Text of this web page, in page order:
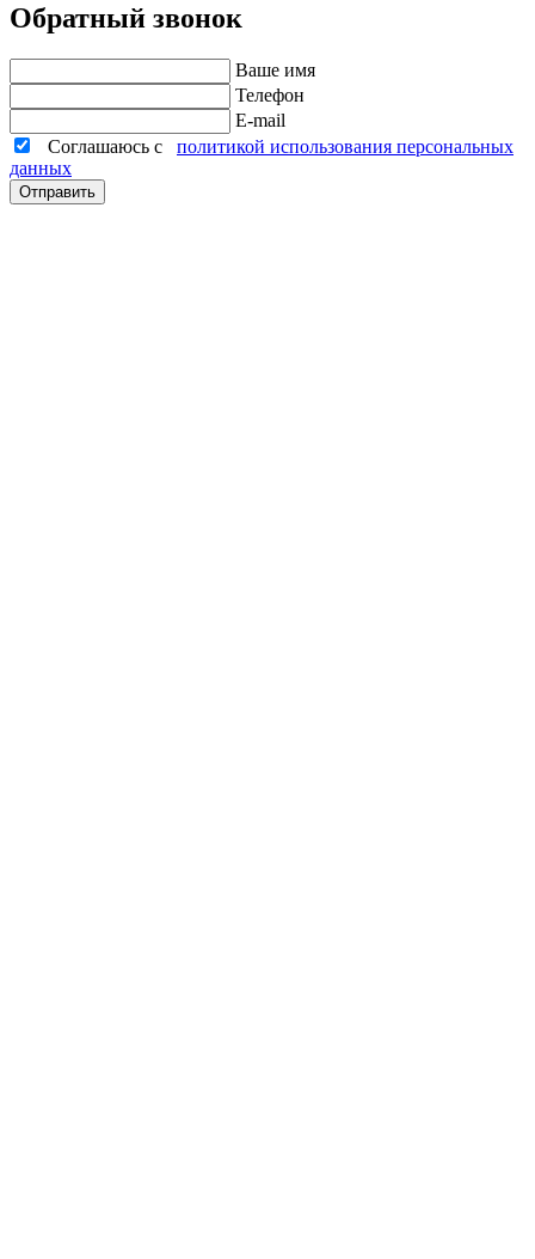
Обратный звонок
Ваше имя
Телефон
E-mail
Соглашаюсь с политикой использования персональных
данных
Отправить